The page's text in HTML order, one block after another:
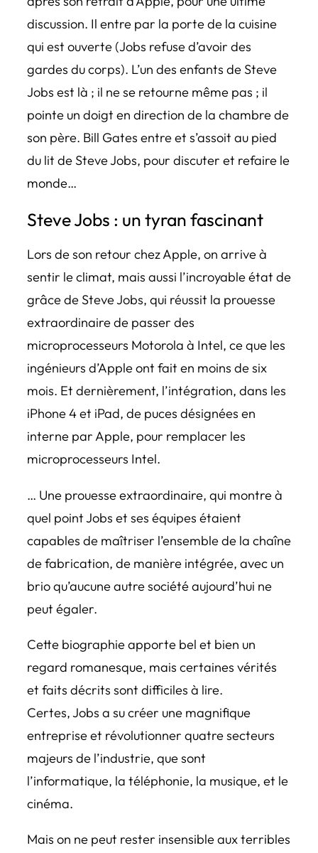
discussion. Il entre par la porte de la cuisine
qui est ouverte (Jobs refuse d’avoir des
gardes du corps). L’un des enfants de Steve
Jobs est là ; il ne se retourne même pas ; il
pointe un doigt en direction de la chambre de
son père. Bill Gates entre et s’assoit au pied
du lit de Steve Jobs, pour discuter et refaire le
monde…
Steve Jobs : un tyran fascinant
Lors de son retour chez Apple, on arrive à
sentir le climat, mais aussi l’incroyable état de
grâce de Steve Jobs, qui réussit la prouesse
extraordinaire de passer des
microprocesseurs Motorola à Intel, ce que les
ingénieurs d’Apple ont fait en moins de six
mois. Et dernièrement, l’intégration, dans les
iPhone 4 et iPad, de puces désignées en
interne par Apple, pour remplacer les
microprocesseurs Intel.
… Une prouesse extraordinaire, qui montre à
quel point Jobs et ses équipes étaient
capables de maîtriser l’ensemble de la chaîne
de fabrication, de manière intégrée, avec un
brio qu’aucune autre société aujourd’hui ne
peut égaler.
Cette biographie apporte bel et bien un
regard romanesque, mais certaines vérités
et faits décrits sont difficiles à lire.
Certes, Jobs a su créer une magnifique
entreprise et révolutionner quatre secteurs
majeurs de l’industrie, que sont
l’informatique, la téléphonie, la musique, et le
cinéma.
Mais on ne peut rester insensible aux terribles